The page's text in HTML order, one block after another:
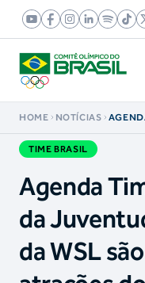
HOME NOTÍCIAS
TIME BRASIL
Agenda
da
da WSL